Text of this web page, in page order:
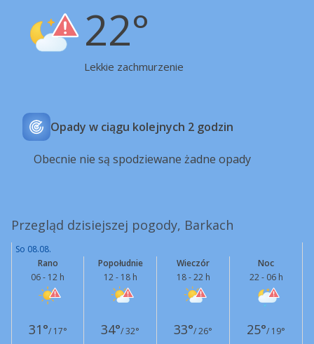
22°
Lekkie zachmurzenie
Opady w ciągu kolejnych 2 godzin
Obecnie nie są spodziewane żadne opady
Przegląd dzisiejszej pogody, Barkach
So 08.08.
Rano
06 - 12 h
Popołudnie
12 - 18 h
Wieczór
18 - 22 h
Noc
22 - 06 h
31°/ 17° 34°/ 32° 33°/ 26° 25°/ 19°